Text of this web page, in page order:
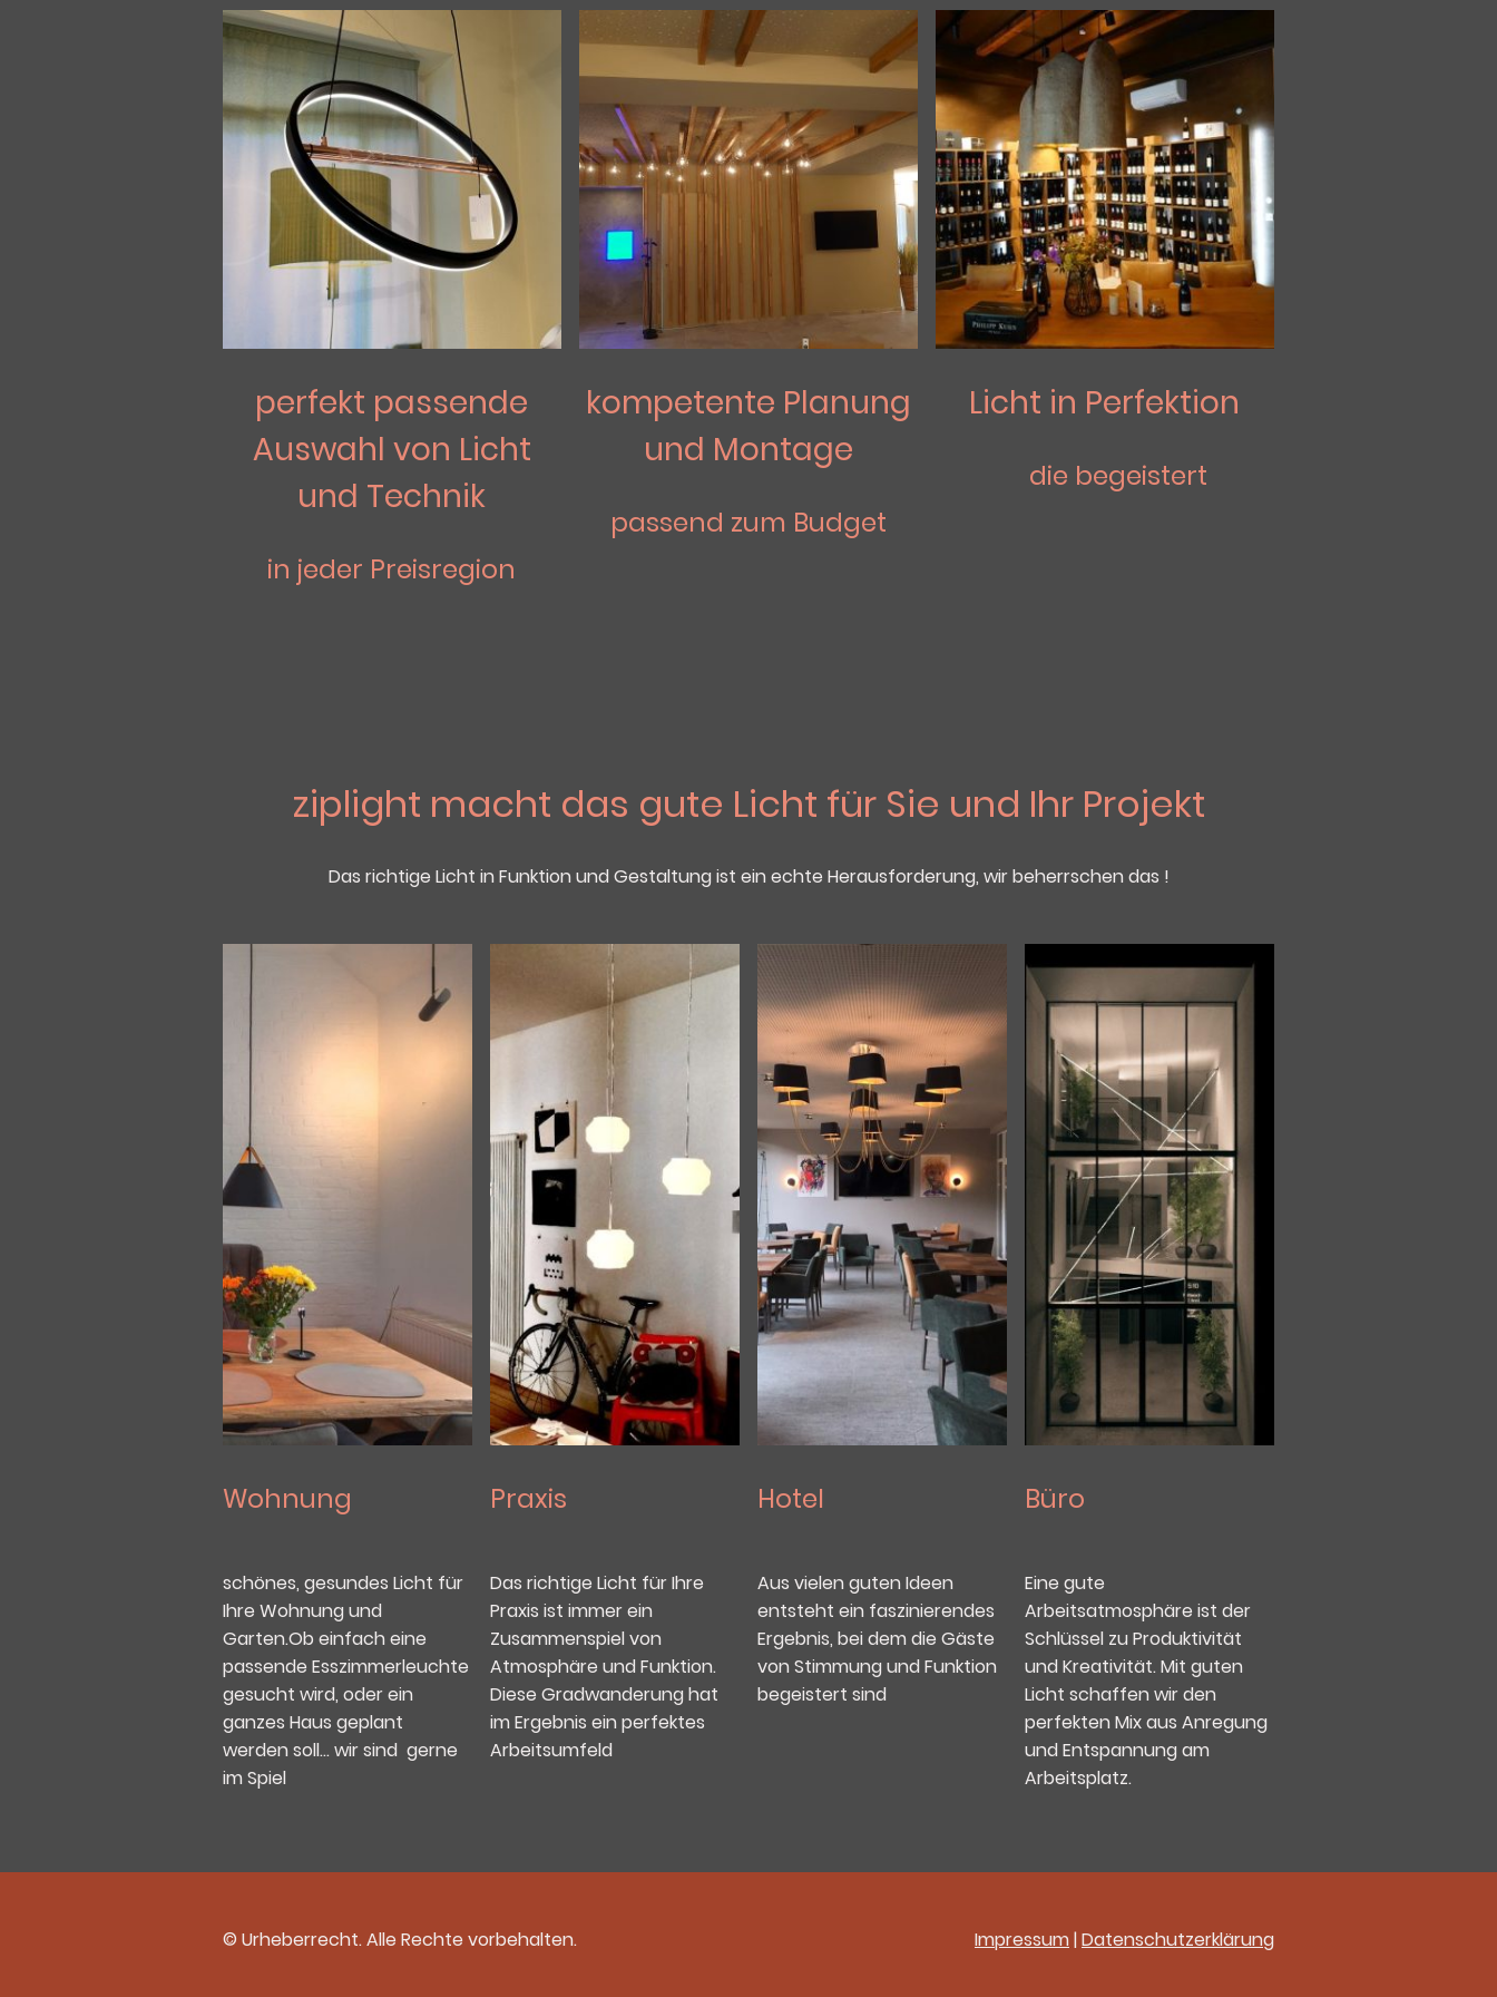
perfekt passende
Auswahl von Licht
und Technik
in jeder Preisregion
kompetente Planung
und Montage
passend zum Budget
Licht in Perfektion
die begeistert
ziplight macht das gute Licht für Sie und Ihr Projekt
Das richtige Licht in Funktion und Gestaltung ist ein echte Herausforderung, wir beherrschen das !
Wohnung
schönes, gesundes Licht für
Ihre Wohnung und
Garten.Ob einfach eine
passende Esszimmerleuchte
gesucht wird, oder ein
ganzes Haus geplant
werden soll... wir sind gerne
im Spiel
Praxis
Das richtige Licht für Ihre
Praxis ist immer ein
Zusammenspiel von
Atmosphäre und Funktion.
Diese Gradwanderung hat
im Ergebnis ein perfektes
Arbeitsumfeld
Hotel
Aus vielen guten Ideen
entsteht ein faszinierendes
Ergebnis, bei dem die Gäste
von Stimmung und Funktion
begeistert sind
Büro
Eine gute
Arbeitsatmosphäre ist der
Schlüssel zu Produktivität
und Kreativität. Mit guten
Licht schaffen wir den
perfekten Mix aus Anregung
und Entspannung am
Arbeitsplatz.
© Urheberrecht. Alle Rechte vorbehalten. Impressum|Datenschutzerklärung